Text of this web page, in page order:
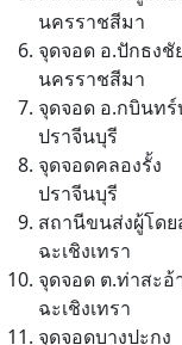
นครราชสีมา
จุดจอด อ.ปักธงชั
นครราชสีมา
จุดจอด อ.กบินทร์
ปราจีนบุรี
จุดจอดคลองรั้ง
ปราจีนบุรี
สถานีขนส่งผู้โดย
ฉะเชิงเทรา
จุดจอด ต.ท่าสะอ้
ฉะเชิงเทรา
จุดจอดบางปะกง